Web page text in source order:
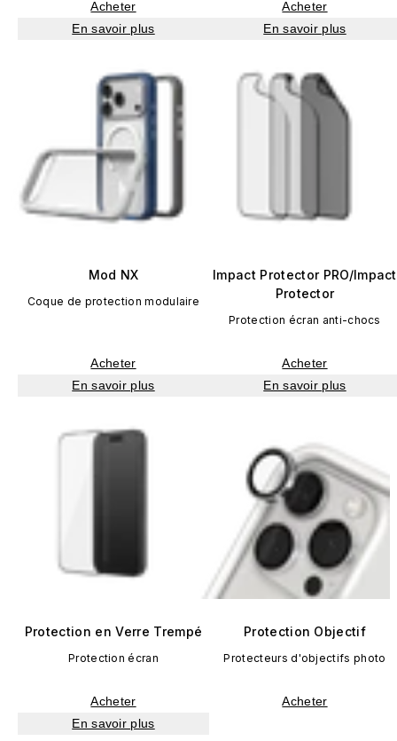
Acheter
En savoir plus
Acheter
En savoir plus
Mod NX
Coque de protection modulaire
Acheter
En savoir plus
Impact Protector PRO/Impact
Protector
Protection écran anti-chocs
Acheter
En savoir plus
Protection en Verre Trempé
Protection écran
Acheter
En savoir plus
Protection Objectif
Protecteurs d'objectifs photo
Acheter